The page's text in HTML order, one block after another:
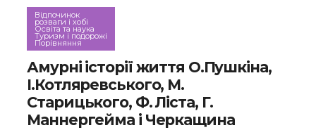
Відпочинок
розваги і хобі
Освіта та наука
Туризм і подорожі
Порівняння
Амурні історії життя О.Пушкіна,
І.Котляревського, М.
Старицького, Ф. Ліста, Г.
Маннергейма і Черкащина